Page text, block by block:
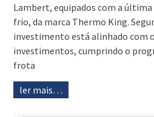
Lambert, equipados com a última
frio, da marca Thermo King.
investimento está alinhado com
investimentos, cumprindo o
frota
ler mais…